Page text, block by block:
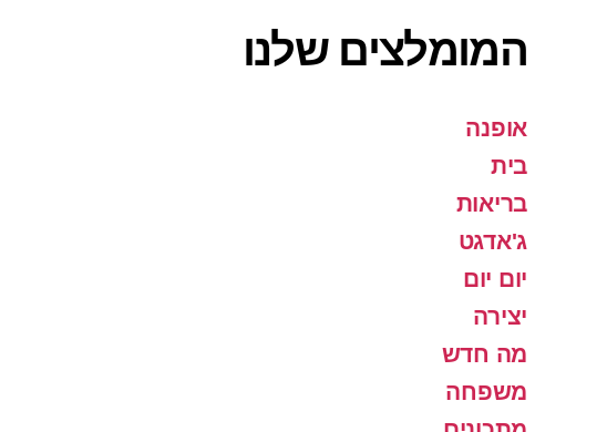
המומלצים שלנו
אופנה
בית
בריאות
ג'אדגט
יום יום
יצירה
מה חדש
משפחה